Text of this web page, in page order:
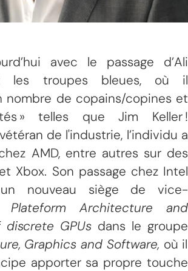
avec le passage d’Ali
les troupes bleues, où il
nombre de copains/copines et
» telles que Jim Keller !
de l'industrie, l’individu a
AMD, entre autres sur des
Xbox. Son passage chez Intel
nouveau siège de vice-
Plateform Architecture and
discrete GPUs dans le groupe
Graphics and Software, où il
apporter sa propre touche